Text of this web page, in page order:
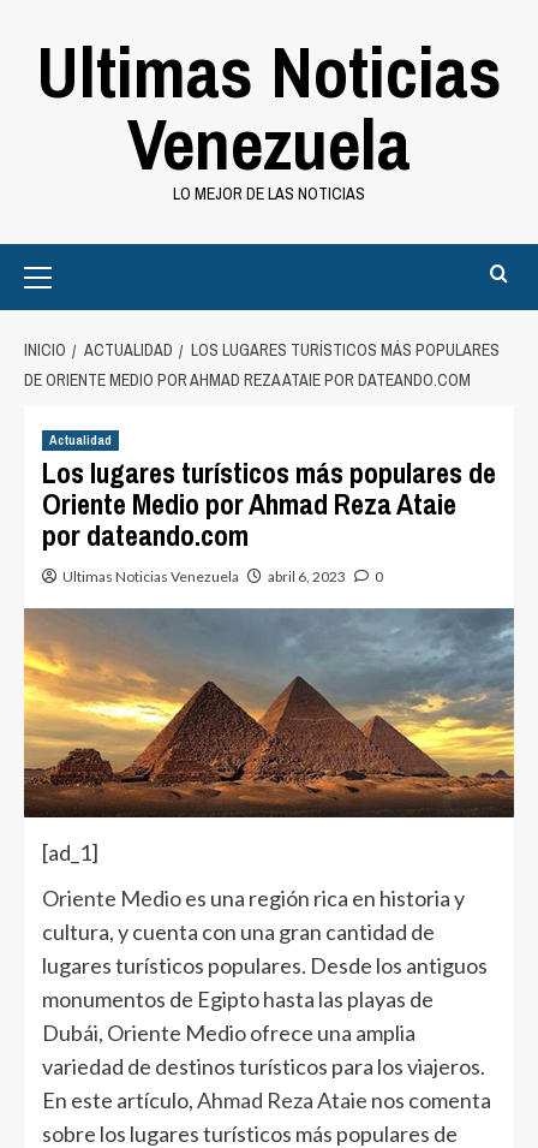
Ultimas Noticias
Venezuela
LO MEJOR DE LAS NOTICIAS
Menu
INICIO ACTUALIDAD
LOS LUGARES TURÍSTICOS MÁS POPULARES
DE ORIENTE MEDIO POR AHMAD REZA ATAIE POR DATEANDO.COM
Actualidad
Los lugares turísticos más populares de
Oriente Medio por Ahmad Reza Ataie
por dateando.com
Ultimas Noticias Venezuela abril 6, 2023 0
[ad_1]
Oriente Medioes una región rica en historia y
cultura, y cuenta con una gran cantidad de
lugares turísticos populares. Desde los antiguos
monumentos de Egipto hasta las playas de
Dubái, Oriente Medio ofrece una amplia
variedad de destinos turísticos para los viajeros.
En este artículo,Ahmad Reza Ataie nos comenta
sobre los lugares turísticos más populares de